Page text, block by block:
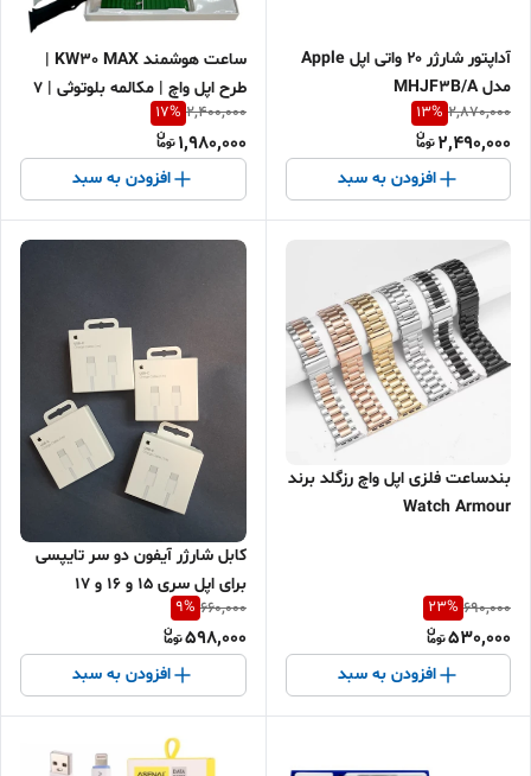
آداپتور شارژر ۲۰ واتی اپل Apple
مدل MHJF3B/A
2,870,000
13%
2,490,000
افزودن به سبد
ساعت هوشمند KW30 MAX |
طرح اپل واچ | مکالمه بلوتوثی | 7
بند رنگی | خرید اقساطی | ارسال
سریع
2,400,000
17%
1,980,000
افزودن به سبد
بندساعت فلزی اپل واچ رزگلد برند
Watch Armour
690,000
23%
530,000
افزودن به سبد
کابل شارژر آیفون دو سر تایپسی
برای اپل سری 15 و 16 و 17
660,000
9%
598,000
افزودن به سبد